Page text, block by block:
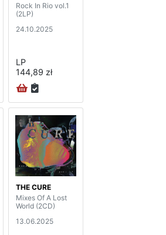
Rock In Rio vol.1
(2LP)
24.10.2025
LP
144,89 zł
THE CURE
Mixes Of A Lost
World (2CD)
13.06.2025